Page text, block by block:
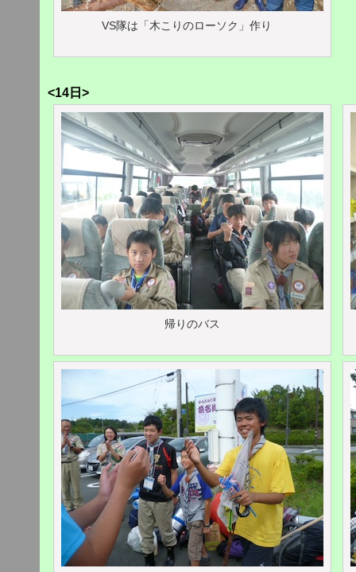
VS隊は「木こりのローソク」作り
<14日>
帰りのバス